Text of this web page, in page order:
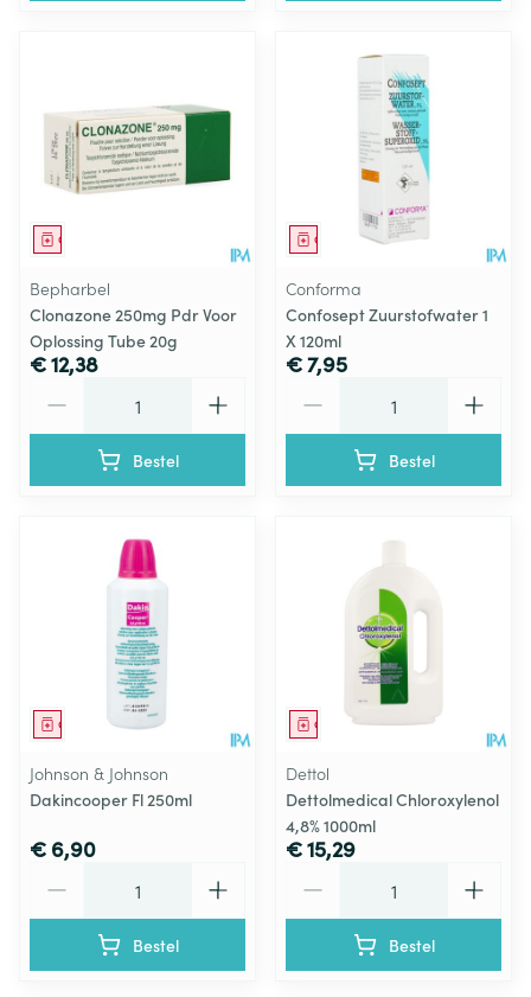
Geneesmiddel
Bepharbel
Clonazone 250mg Pdr Voor
Oplossing Tube 20g
€ 12,38
Bestel
Geneesmiddel
Conforma
Confosept Zuurstofwater 1
X 120ml
€ 7,95
Bestel
Geneesmiddel
Johnson & Johnson
Dakincooper Fl 250ml
€ 6,90
Bestel
Geneesmiddel
Dettol
Dettolmedical Chloroxylenol
4,8% 1000ml
€ 15,29
Bestel